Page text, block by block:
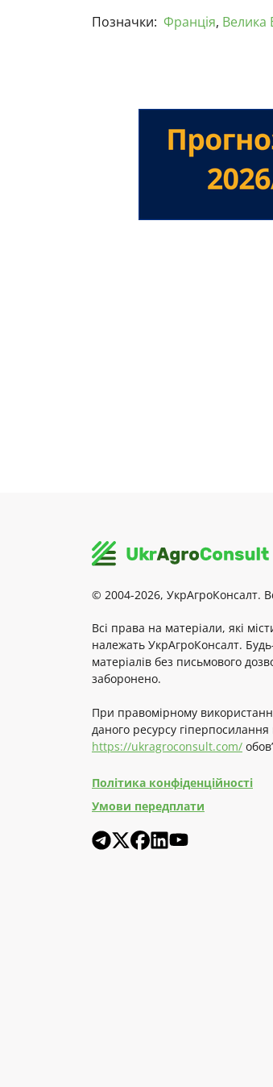
Позначки: Франція, Велика
© 2004-2026, УкрАгроКонсалт.
Всі права на матеріали, які
належать УкрАгроКонсалт.
матеріалів без письмового
заборонено.
При правомірному
даного ресурсу гіперпосилання
https://ukragroconsult.com/
Політика конфіденційності
Умови передплати